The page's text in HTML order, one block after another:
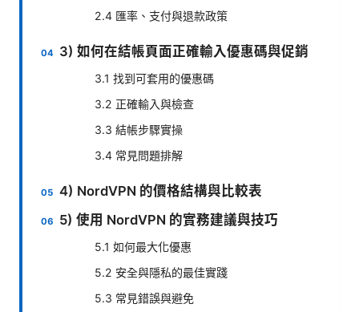
2.4 匯率、支付與退款政策
3) 如何在結帳頁面正確輸入優惠碼與促銷
3.1 找到可套用的優惠碼
3.2 正確輸入與檢查
3.3 結帳步驟實操
3.4 常見問題排解
4) NordVPN 的價格結構與比較表
5) 使用 NordVPN 的實務建議與技巧
5.1 如何最大化優惠
5.2 安全與隱私的最佳實踐
5.3 常見錯誤與避免